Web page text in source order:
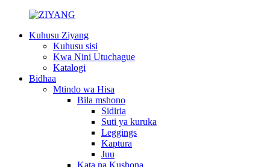
Kuhusu Ziyang
Kuhusu sisi
Kwa Nini Utuchague
Katalogi
Bidhaa
Mtindo wa Hisa
Bila mshono
Sidiria
Suti ya kuruka
Leggings
Kaptura
Juu
Kata na Kushona